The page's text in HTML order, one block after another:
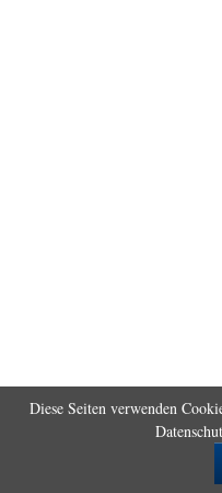
Diese Seiten verwenden